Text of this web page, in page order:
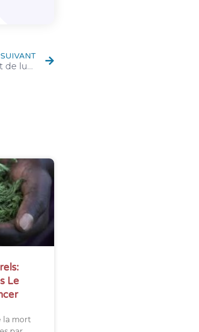
SUIVANT
Complexe d’humidification et de lubrification par production massive?de sécrétion des glandes salivaires (Anti-inflammatoire des voies respiratoire)
Le
la mort